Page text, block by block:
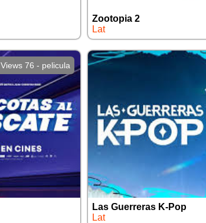
Zootopia 2
Lat
Views 76 - pelicula
Las Guerreras K-Pop
Lat